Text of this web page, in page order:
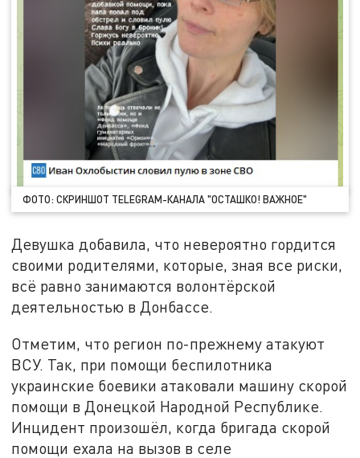
ФОТО: СКРИНШОТ TELEGRAM-КАНАЛА "ОСТАШКО! ВАЖНОЕ"
Девушка добавила, что невероятно гордится
своими родителями, которые, зная все риски,
всё равно занимаются волонтёрской
деятельностью в Донбассе.
Отметим, что регион по-прежнему атакуют
ВСУ. Так, при помощи беспилотника
украинские боевики атаковали машину скорой
помощи в Донецкой Народной Республике.
Инцидент произошёл, когда бригада скорой
помощи ехала на вызов в селе